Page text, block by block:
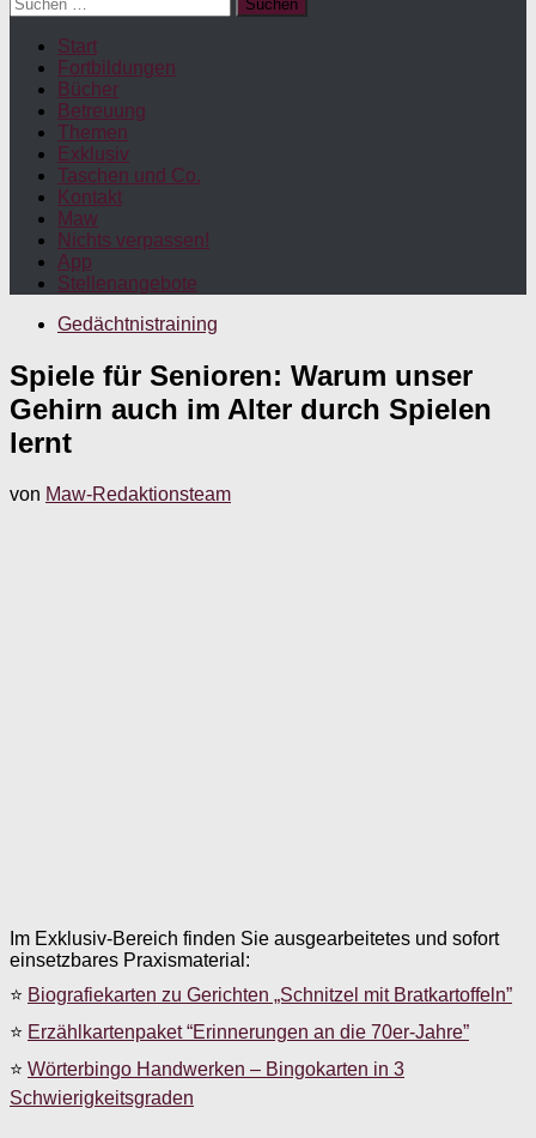
nach:
Start
Fortbildungen
Bücher
Betreuung
Themen
Exklusiv
Taschen und Co.
Kontakt
Maw
Nichts verpassen!
App
Stellenangebote
Gedächtnistraining
Spiele für Senioren: Warum unser
Gehirn auch im Alter durch Spielen
lernt
von Maw-Redaktionsteam
Im Exklusiv-Bereich finden Sie ausgearbeitetes und sofort
einsetzbares Praxismaterial:
⭐ Biografiekarten zu Gerichten „Schnitzel mit Bratkartoffeln”
⭐ Erzählkartenpaket “Erinnerungen an die 70er-Jahre”
⭐ Wörterbingo Handwerken – Bingokarten in 3
Schwierigkeitsgraden